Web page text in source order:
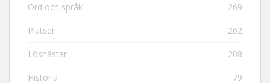
Ord och språk 269
Platser 262
Löshästar 208
Historia 79